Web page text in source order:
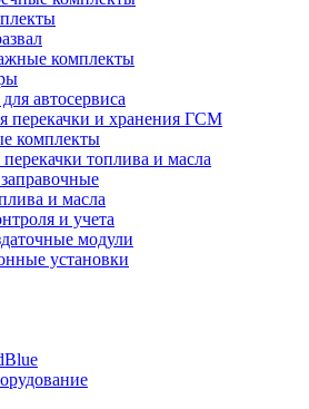
комплекты
автосервиса
перекачки и хранения ГСМ
комплекты
топлива и масла
и масла
и учета
модули
установки